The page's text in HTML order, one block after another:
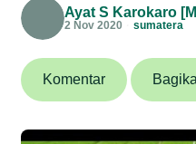
Ayat S Karokaro
2 Nov 2020 sumatera
Komentar